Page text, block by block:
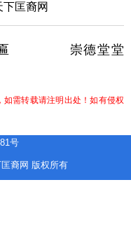
匡裔网
崇德堂堂
需转载请注明出处！如有侵权
号
裔网 版权所有